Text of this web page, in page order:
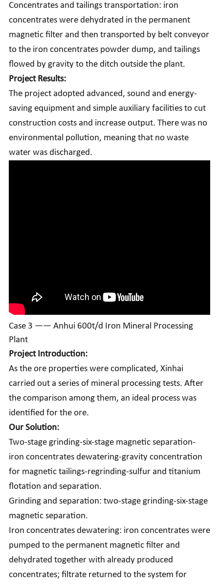
Concentrates and tailings transportation: iron
concentrates were dehydrated in the permanent
magnetic filter and then transported by belt conveyor
to the iron concentrates powder dump, and tailings
flowed by gravity to the ditch outside the plant.
Project Results:
The project adopted advanced, sound and energy-
saving equipment and simple auxiliary facilities to cut
construction costs and increase output. There was no
environmental pollution, meaning that no waste
water was discharged.
Case 3 —— Anhui 600t/d Iron Mineral Processing
Plant
Project Introduction:
As the ore properties were complicated, Xinhai
carried out a series of mineral processing tests. After
the comparison among them, an ideal process was
identified for the ore.
Our Solution:
Two-stage grinding-six-stage magnetic separation-
iron concentrates dewatering-gravity concentration
for magnetic tailings-regrinding-sulfur and titanium
flotation and separation.
Grinding and separation: two-stage grinding-six-stage
magnetic separation.
Iron concentrates dewatering: iron concentrates were
pumped to the permanent magnetic filter and
dehydrated together with already produced
concentrates; filtrate returned to the system for